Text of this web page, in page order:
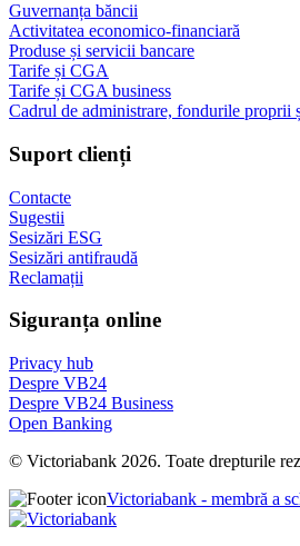
Guvernanța băncii
Activitatea economico-financiară
Produse și servicii bancare
Tarife și CGA
Tarife și CGA business
Cadrul de administrare, fondurile proprii
Suport clienți
Contacte
Sugestii
Sesizări ESG
Sesizări antifraudă
Reclamații
Siguranța online
Privacy hub
Despre VB24
Despre VB24 Business
Open Banking
© Victoriabank 2026. Toate drepturile
Victoriabank - membră a